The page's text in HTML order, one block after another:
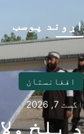
اړوند پوسټ
افغانستان
اگست 7, 2026
افغانستان
اگست 6, 2026